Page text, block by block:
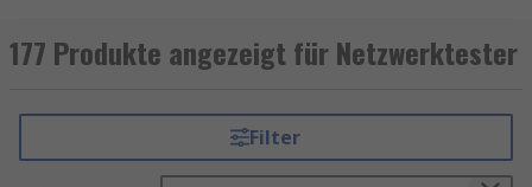
Sie helfen, die Leistung, Sicherheit und
Zuverlässigkeit von LAN-Verbindungen
und Kabelprobleme frühzeitig erkennen.
Netzwerkmessgeräte wie Kabelprüfer
177 Produkte angezeigt für Netzwerktester
Filter